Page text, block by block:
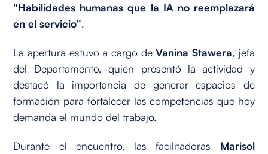
"Habilidades humanas que la IA no reemplazará
en el servicio".
La apertura estuvo a cargo deVanina Stawera, jefa
del Departamento, quien presentó la actividad y
destacó la importancia de generar espacios de
formación para fortalecer las competencias que hoy
demanda el mundo del trabajo.
Durante el encuentro, las facilitadoras Marisol